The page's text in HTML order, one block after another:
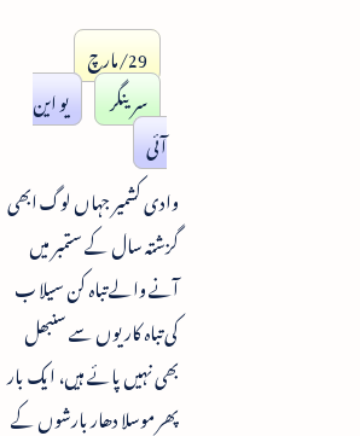
29/مارچ
سرینگر
یو این
آئی
وادی کشمیر جہاں لوگ ابھی
گزشتہ سال کے ستمبر میں
آنے والے تباہ کن سیلا ب
کی تباہ کاریوں سے سنبھل
بھی نہیں پائے ہیں، ایک بار
پھر موسلا دھار بارشوں کے